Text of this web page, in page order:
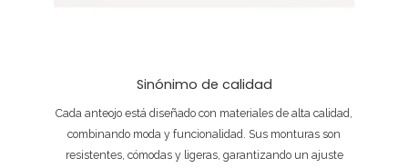
Sinónimo de calidad
Cada anteojo está diseñado con materiales de alta calidad,
combinando moda y funcionalidad. Sus monturas son
resistentes, cómodas y ligeras, garantizando un ajuste